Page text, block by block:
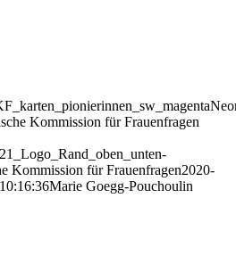
Kommission für Frauenfragen
Kommission für Frauenfragen2020-
Marie Goegg-Pouchoulin